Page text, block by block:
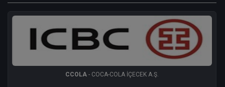
CCOLA - COCA-COLA İÇECEK A.Ş.